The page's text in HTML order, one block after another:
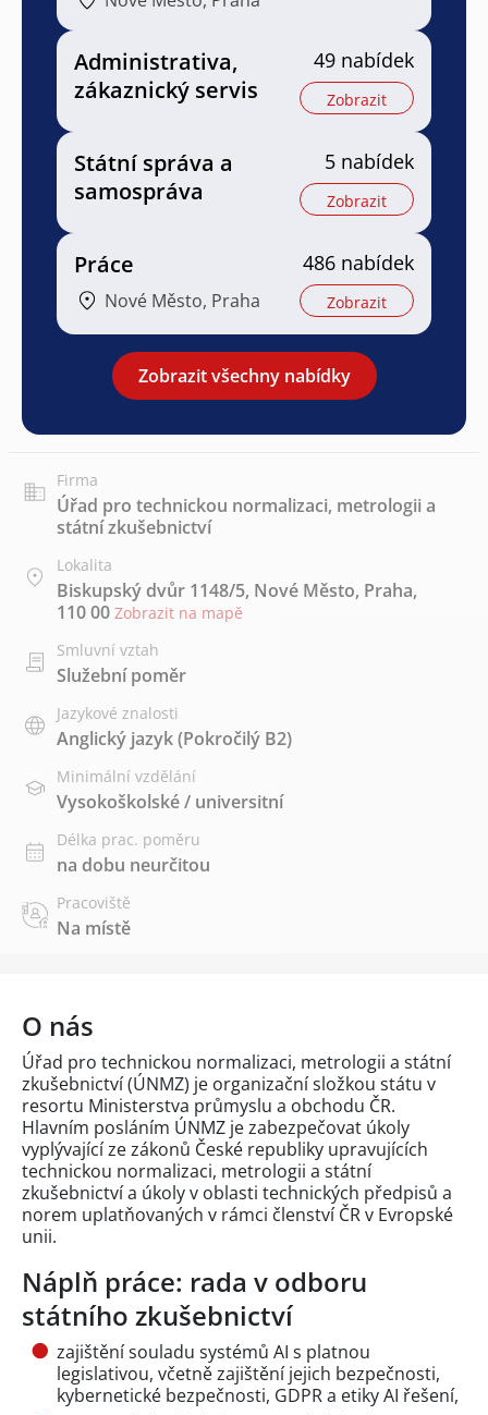
Administrativa,
zákaznický servis
49 nabídek
Zobrazit
Státní správa a
samospráva
5 nabídek
Zobrazit
Práce
Nové Město, Praha
486 nabídek
Zobrazit
Zobrazit všechny nabídky
Firma
Úřad pro technickou normalizaci, metrologii a
státní zkušebnictví
Lokalita
Biskupský dvůr 1148/5, Nové Město, Praha,
110 00 Zobrazit na mapě
Smluvní vztah
Služební poměr
Jazykové znalosti
Anglický jazyk(Pokročilý B2)
Minimální vzdělání
Vysokoškolské / universitní
Délka prac. poměru
na dobu neurčitou
Pracoviště
Na místě
O nás
Úřad pro technickou normalizaci, metrologii a státní
zkušebnictví (ÚNMZ) je organizační složkou státu v
resortu Ministerstva průmyslu a obchodu ČR.
Hlavním posláním ÚNMZ je zabezpečovat úkoly
vyplývající ze zákonů České republiky upravujících
technickou normalizaci, metrologii a státní
zkušebnictví a úkoly v oblasti technických předpisů a
norem uplatňovaných v rámci členství ČR v Evropské
unii.
Náplň práce: rada v odboru
státního zkušebnictví
zajištění souladu systémů AI s platnou
legislativou, včetně zajištění jejich bezpečnosti,
kybernetické bezpečnosti, GDPR a etiky AI řešení,